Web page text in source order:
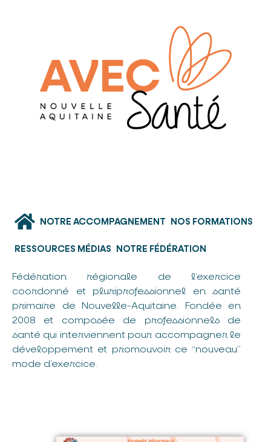
NOTRE ACCOMPAGNEMENT NOS FORMATIONS
RESSOURCES MÉDIAS NOTRE FÉDÉRATION
Fédération régionale de l’exercice
coordonné et pluriprofessionnel en santé
primaire de Nouvelle-Aquitaine. Fondée en
2008 et composée de professionnels de
santé qui interviennent pour accompagner le
développement et promouvoir ce “nouveau”
mode d’exercice.